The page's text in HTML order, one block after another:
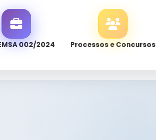
002/2024 Processos e Concursos